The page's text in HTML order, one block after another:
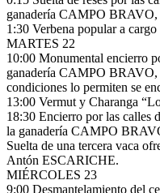
ganadería CAMPO
1:30 Verbena popular a
MARTES 22
10:00 Monumental encierro
ganadería CAMPO
condiciones lo permiten se
13:00 Vermut y Charanga
18:30 Encierro por las calles
la ganadería CAMPO
Suelta de una tercera vaca
Antón ESCARICHE.
MIÉRCOLES 23
9:00 Desmantelamiento del